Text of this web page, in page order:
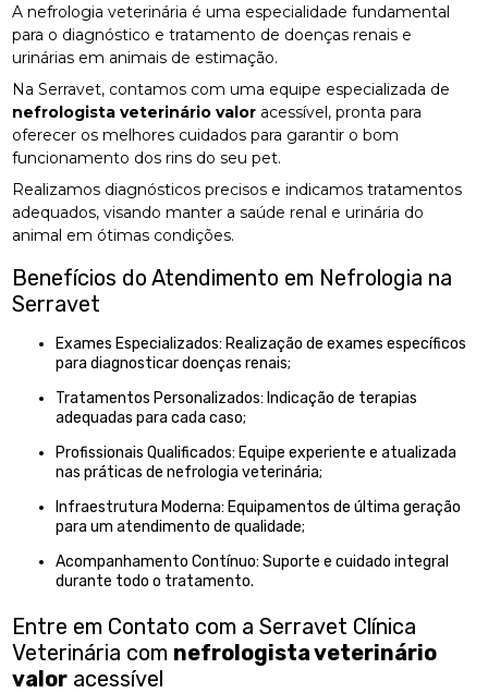
A nefrologia veterinária é uma especialidade fundamental
para o diagnóstico e tratamento de doenças renais e
urinárias em animais de estimação.
Na Serravet, contamos com uma equipe especializada de
nefrologista veterinário valor acessível, pronta para
oferecer os melhores cuidados para garantir o bom
funcionamento dos rins do seu pet.
Realizamos diagnósticos precisos e indicamos tratamentos
adequados, visando manter a saúde renal e urinária do
animal em ótimas condições.
Benefícios do Atendimento em Nefrologia na
Serravet
Exames Especializados: Realização de exames específicos
para diagnosticar doenças renais;
Tratamentos Personalizados: Indicação de terapias
adequadas para cada caso;
Profissionais Qualificados: Equipe experiente e atualizada
nas práticas de nefrologia veterinária;
Infraestrutura Moderna: Equipamentos de última geração
para um atendimento de qualidade;
Acompanhamento Contínuo: Suporte e cuidado integral
durante todo o tratamento.
Entre em Contato com a Serravet Clínica
Veterinária com nefrologista veterinário
valor acessível